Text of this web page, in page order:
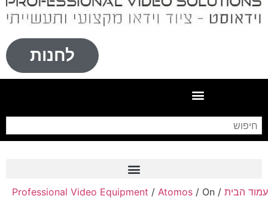
לחנות
עמוד הבית /
Professional Video Equipment / Atomos / On